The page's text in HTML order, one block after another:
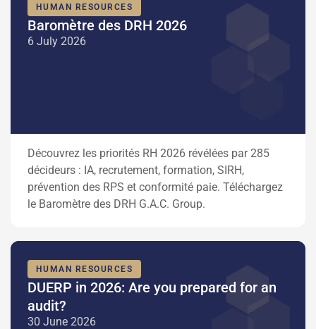
HUMAN RESOURCES
Baromètre des DRH 2026
6 July 2026
Découvrez les priorités RH 2026 révélées par 285
décideurs : IA, recrutement, formation, SIRH,
prévention des RPS et conformité paie. Téléchargez
le Baromètre des DRH G.A.C. Group.
HUMAN RESOURCES
DUERP in 2026: Are you prepared for an
audit?
30 June 2026